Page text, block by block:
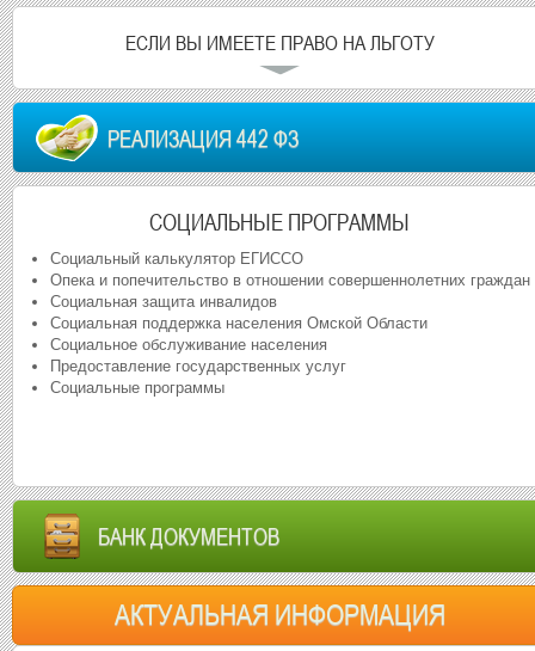
ЕСЛИ ВЫ ИМЕЕТЕ ПРАВО НА ЛЬГОТУ
РЕАЛИЗАЦИЯ 442 ФЗ
СОЦИАЛЬНЫЕ ПРОГРАММЫ
Социальный калькулятор ЕГИССО
Опека и попечительство в отношении совершеннолетних граждан
Социальная защита инвалидов
Социальная поддержка населения Омской Области
Социальное обслуживание населения
Предоставление государственных услуг
Социальные программы
БАНК ДОКУМЕНТОВ
АКТУАЛЬНАЯ ИНФОРМАЦИЯ